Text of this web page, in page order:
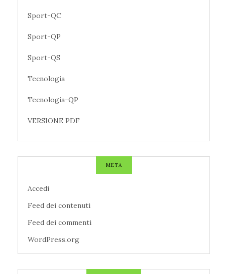
Sport-QC
Sport-QP
Sport-QS
Tecnologia
Tecnologia-QP
VERSIONE PDF
META
Accedi
Feed dei contenuti
Feed dei commenti
WordPress.org